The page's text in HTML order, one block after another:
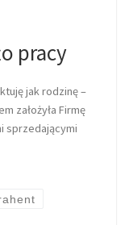
pracy
jak rodzinę –
założyła Firmę
sprzedającymi